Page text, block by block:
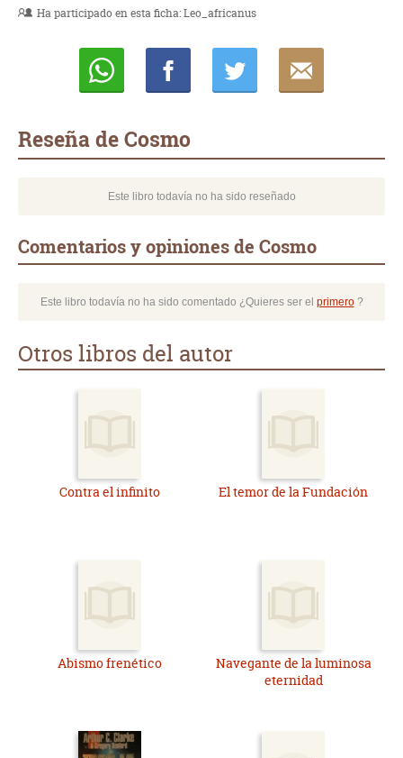
Ha participado en esta ficha:Leo_africanus
Reseña de Cosmo
Este libro todavía no ha sido reseñado
Comentarios y opiniones de Cosmo
Este libro todavía no ha sido comentado ¿Quieres ser el primero?
Otros libros del autor
Contra el infinito El temor de la Fundación
Abismo frenético
Navegante de la luminosa
eternidad